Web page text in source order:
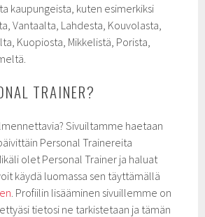
kaupungeista, kuten esimerkiksi
Vantaalta, Lahdesta, Kouvolasta,
Kuopiosta, Mikkelistä, Porista,
TRAINER?
Sivuiltamme haetaan
Personal Trainereita
olet Personal Trainer ja haluat
käydä luomassa sen täyttämällä
. Profiilin lisääminen sivuillemme on
tietosi ne tarkistetaan ja tämän